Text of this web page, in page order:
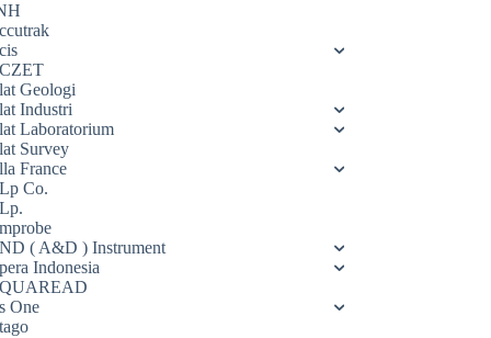
Geologi
Industri
Laboratorium
Survey
France
Co.
( A&D ) Instrument
Indonesia
One